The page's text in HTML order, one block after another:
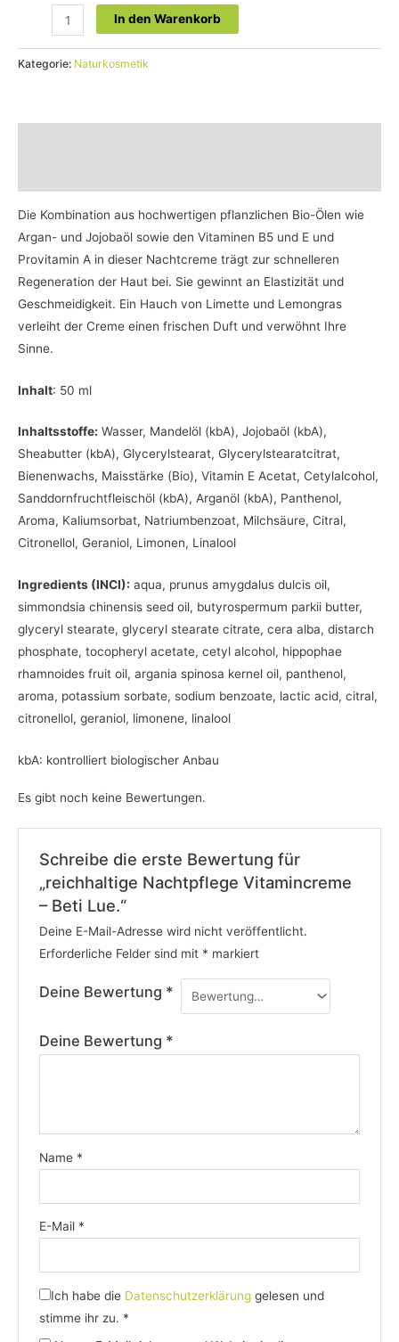
In den Warenkorb
Kategorie: Naturkosmetik
Die Kombination aus hochwertigen pflanzlichen Bio-Ölen wie
Argan- und Jojobaöl sowie den Vitaminen B5 und E und
Provitamin A in dieser Nachtcreme trägt zur schnelleren
Regeneration der Haut bei. Sie gewinnt an Elastizität und
Geschmeidigkeit. Ein Hauch von Limette und Lemongras
verleiht der Creme einen frischen Duft und verwöhnt Ihre
Sinne.
Inhalt: 50 ml
Inhaltsstoffe: Wasser, Mandelöl (kbA), Jojobaöl (kbA),
Sheabutter (kbA), Glycerylstearat, Glycerylstearatcitrat,
Bienenwachs, Maisstärke (Bio), Vitamin E Acetat, Cetylalcohol,
Sanddornfruchtfleischöl (kbA), Arganöl (kbA), Panthenol,
Aroma, Kaliumsorbat, Natriumbenzoat, Milchsäure, Citral,
Citronellol, Geraniol, Limonen, Linalool
Ingredients (INCI): aqua, prunus amygdalus dulcis oil,
simmondsia chinensis seed oil, butyrospermum parkii butter,
glyceryl stearate, glyceryl stearate citrate, cera alba, distarch
phosphate, tocopheryl acetate, cetyl alcohol, hippophae
rhamnoides fruit oil, argania spinosa kernel oil, panthenol,
aroma, potassium sorbate, sodium benzoate, lactic acid, citral,
citronellol, geraniol, limonene, linalool
kbA: kontrolliert biologischer Anbau
Es gibt noch keine Bewertungen.
Schreibe die erste Bewertung für
„reichhaltige Nachtpflege Vitamincreme
– Beti Lue.“
Deine E-Mail-Adresse wird nicht veröffentlicht.
Erforderliche Felder sind mit * markiert
Deine Bewertung *
Deine Bewertung *
Name *
E-Mail *
Ich habe die Datenschutzerklärunggelesen und
stimme ihr zu. *